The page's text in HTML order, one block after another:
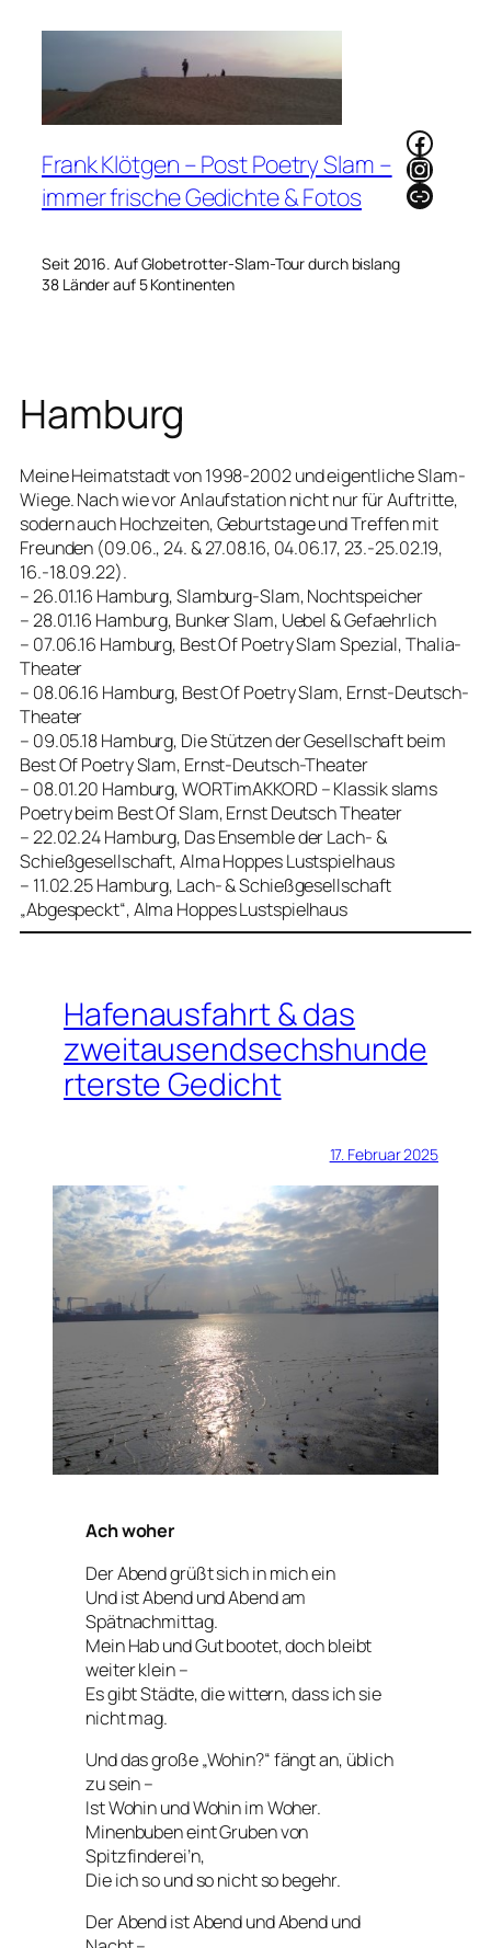
Frank Klötgen – Post Poetry Slam –
immer frische Gedichte & Fotos
Seit 2016. Auf Globetrotter-Slam-Tour durch bislang
38 Länder auf 5 Kontinenten
Link
Hamburg
Meine Heimatstadt von 1998-2002 und eigentliche Slam-
Wiege. Nach wie vor Anlaufstation nicht nur für Auftritte,
sodern auch Hochzeiten, Geburtstage und Treffen mit
Freunden (09.06., 24. & 27.08.16, 04.06.17, 23.-25.02.19,
16.-18.09.22).
– 26.01.16 Hamburg, Slamburg-Slam, Nochtspeicher
– 28.01.16 Hamburg, Bunker Slam, Uebel & Gefaehrlich
– 07.06.16 Hamburg, Best Of Poetry Slam Spezial, Thalia-
Theater
– 08.06.16 Hamburg, Best Of Poetry Slam, Ernst-Deutsch-
Theater
– 09.05.18 Hamburg, Die Stützen der Gesellschaft beim
Best Of Poetry Slam, Ernst-Deutsch-Theater
– 08.01.20 Hamburg, WORTimAKKORD – Klassik slams
Poetry beim Best Of Slam, Ernst Deutsch Theater
– 22.02.24 Hamburg, Das Ensemble der Lach- &
Schießgesellschaft, Alma Hoppes Lustspielhaus
– 11.02.25 Hamburg, Lach- & Schießgesellschaft
„Abgespeckt“, Alma Hoppes Lustspielhaus
Hafenausfahrt & das
zweitausendsechshunde
rterste Gedicht
17. Februar 2025
Ach woher
Der Abend grüßt sich in mich ein
Und ist Abend und Abend am
Spätnachmittag.
Mein Hab und Gut bootet, doch bleibt
weiter klein –
Es gibt Städte, die wittern, dass ich sie
nicht mag.
Und das große „Wohin?“ fängt an, üblich
zu sein –
Ist Wohin und Wohin im Woher.
Minenbuben eint Gruben von
Spitzfinderei’n,
Die ich so und so nicht so begehr.
Der Abend ist Abend und Abend und